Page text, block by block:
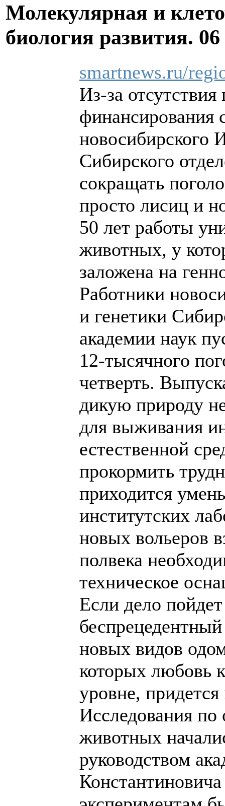
Молекулярная и
биология развития.
smartnews.ru/
Из-за отсутствия
финансирования
новосибирского
Сибирского
сокращать
просто лисиц и
50 лет работы
животных, у
заложена на
Работники
и генетики
академии наук
12-тысячного
четверть.
дикую природу
для выживания
естественной
прокормить
приходится
институтских
новых вольеров
полвека
техническое
Если дело
новых видов
которых любовь
уровне, придется
Исследования
животных
руководством